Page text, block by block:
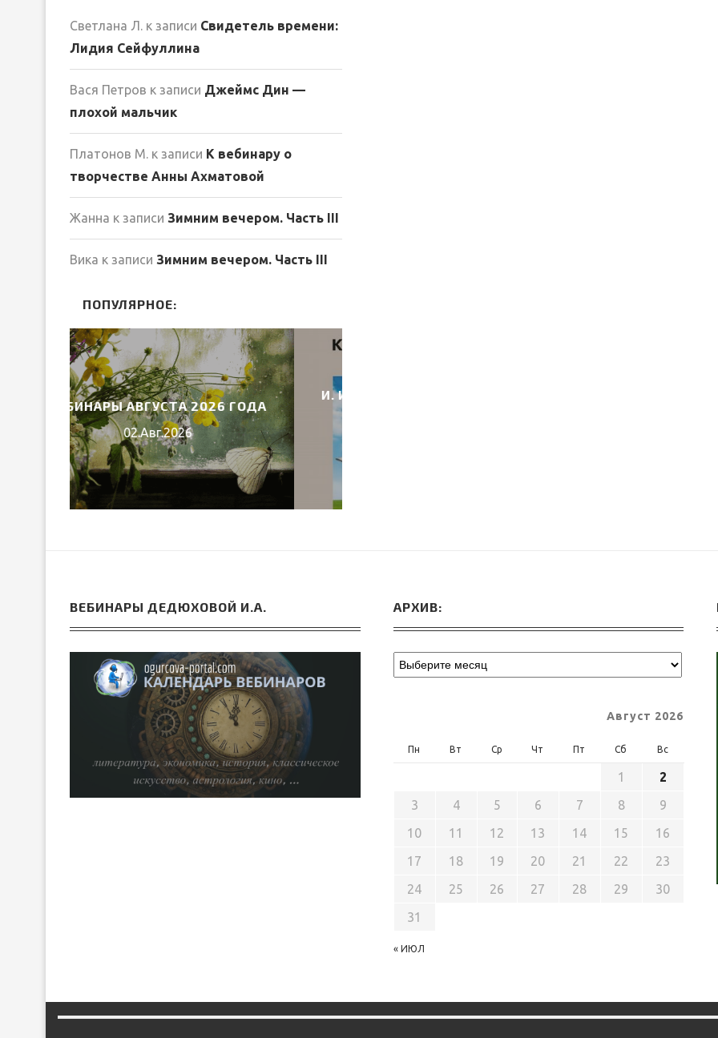
Светлана Л. к записи Свидетель времени:
Лидия Сейфуллина
Вася Петров к записи Джеймс Дин —
плохой мальчик
Платонов М. к записи К вебинару о
творчестве Анны Ахматовой
Жанна к записи Зимним вечером. Часть III
Вика к записи Зимним вечером. Часть III
ПОПУЛЯРНОЕ:
И. И. ТИХОМИРОВА «ОТ ЧТЕНИЯ
–...
10.Июл.2026
ВЕБИНАРЫ ДЕДЮХОВОЙ И.А. АРХИВ:
Август 2026
Пн Вт Ср Чт Пт Сб Вс
« ИЮЛ
1
2
3
4 5 6 7 8
9
10
11 12 13 14 15
16
17
18 19 20 21 22
23
24
25 26 27 28 29
30
31